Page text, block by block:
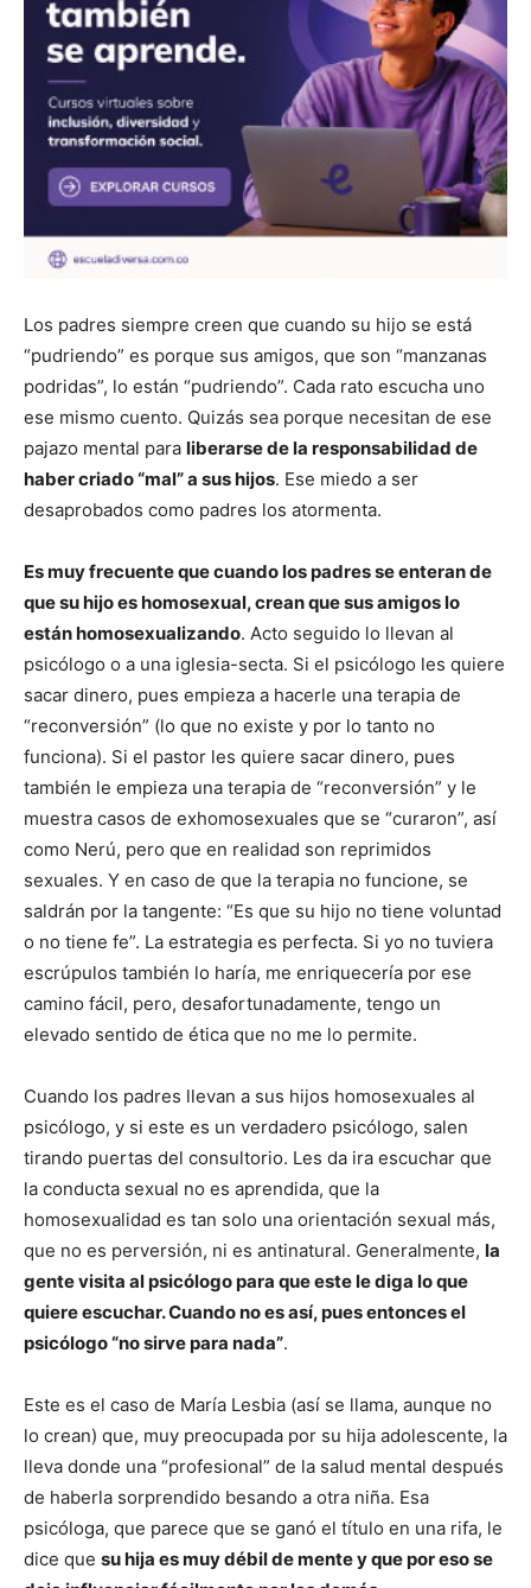
Los padres siempre creen que cuando su hijo se está
“pudriendo” es porque sus amigos, que son “manzanas
podridas”, lo están “pudriendo”. Cada rato escucha uno
ese mismo cuento. Quizás sea porque necesitan de ese
pajazo mental para liberarse de la responsabilidad de
haber criado “mal” a sus hijos. Ese miedo a ser
desaprobados como padres los atormenta.
Es muy frecuente que cuando los padres se enteran de
que su hijo es homosexual, crean que sus amigos lo
están homosexualizando. Acto seguido lo llevan al
psicólogo o a una iglesia-secta. Si el psicólogo les quiere
sacar dinero, pues empieza a hacerle una terapia de
“reconversión” (lo que no existe y por lo tanto no
funciona). Si el pastor les quiere sacar dinero, pues
también le empieza una terapia de “reconversión” y le
muestra casos de exhomosexuales que se “curaron”, así
como Nerú, pero que en realidad son reprimidos
sexuales. Y en caso de que la terapia no funcione, se
saldrán por la tangente: “Es que su hijo no tiene voluntad
o no tiene fe”. La estrategia es perfecta. Si yo no tuviera
escrúpulos también lo haría, me enriquecería por ese
camino fácil, pero, desafortunadamente, tengo un
elevado sentido de ética que no me lo permite.
Cuando los padres llevan a sus hijos homosexuales al
psicólogo, y si este es un verdadero psicólogo, salen
tirando puertas del consultorio. Les da ira escuchar que
la conducta sexual no es aprendida, que la
homosexualidad es tan solo una orientación sexual más,
que no es perversión, ni es antinatural. Generalmente, la
gente visita al psicólogo para que este le diga lo que
quiere escuchar. Cuando no es así, pues entonces el
psicólogo “no sirve para nada”.
Este es el caso de María Lesbia (así se llama, aunque no
lo crean) que, muy preocupada por su hija adolescente, la
lleva donde una “profesional” de la salud mental después
de haberla sorprendido besando a otra niña. Esa
psicóloga, que parece que se ganó el título en una rifa, le
dice que su hija es muy débil de mente y que por eso se